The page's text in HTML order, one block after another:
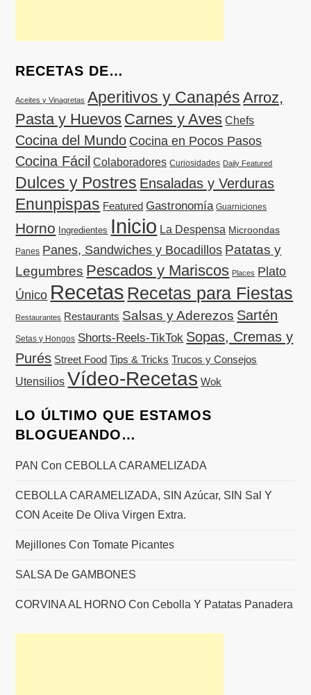
RECETAS DE…
Aceites y Vinagretas Aperitivos y Canapés Arroz,
Pasta y Huevos Carnes y Aves Chefs
Cocina del Mundo Cocina en Pocos Pasos
Cocina Fácil Colaboradores Curiosidades Daily Featured
Dulces y Postres Ensaladas y Verduras
Enunpispas Featured Gastronomía Guarniciones
Horno Ingredientes Inicio La Despensa Microondas
Panes Panes, Sandwiches y Bocadillos Patatas y
Legumbres Pescados y Mariscos Places Plato
Único Recetas Recetas para Fiestas
Restaurantes Restaurants Salsas y Aderezos Sartén
Setas y Hongos Shorts-Reels-TikTok Sopas, Cremas y
Purés Street Food Tips & Tricks Trucos y Consejos
Utensilios Vídeo-Recetas Wok
LO ÚLTIMO QUE ESTAMOS
BLOGUEANDO…
PAN Con CEBOLLA CARAMELIZADA
CEBOLLA CARAMELIZADA, SIN Azúcar, SIN Sal Y
CON Aceite De Oliva Virgen Extra.
Mejillones Con Tomate Picantes
SALSA De GAMBONES
CORVINA AL HORNO Con Cebolla Y Patatas Panadera